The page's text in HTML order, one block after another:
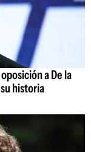
a De la
historia